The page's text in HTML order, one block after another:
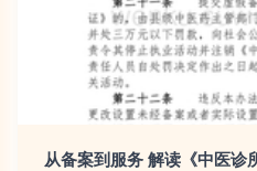
从备案到服务 解读《中医诊